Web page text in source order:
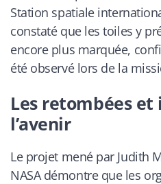
Station spatiale
constaté que les toiles y
encore plus marquée,
été observé lors de la
Les retombées et
l’avenir
Le projet mené par Judith
NASA démontre que les